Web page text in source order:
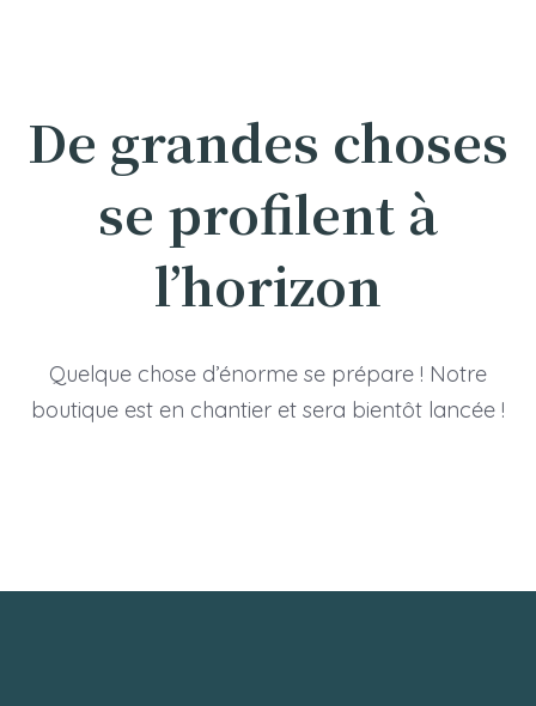
De grandes choses
se profilent à
l’horizon
Quelque chose d’énorme se prépare ! Notre
boutique est en chantier et sera bientôt lancée !